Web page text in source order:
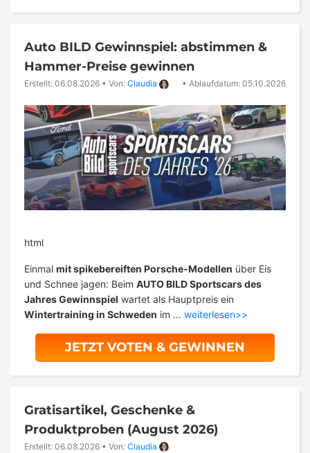
Auto BILD Gewinnspiel: abstimmen &
Hammer-Preise gewinnen
Erstellt: 06.08.2026 • Von: Claudia • Ablaufdatum: 05.10.2026
html
Einmal mit spikebereiften Porsche-Modellen über Eis
und Schnee jagen: Beim AUTO BILD Sportscars des
Jahres Gewinnspiel wartet als Hauptpreis ein
Wintertraining in Schweden im … weiterlesen>>
JETZT VOTEN & GEWINNEN
Gratisartikel, Geschenke &
Produktproben (August 2026)
Erstellt: 06.08.2026 • Von: Claudia